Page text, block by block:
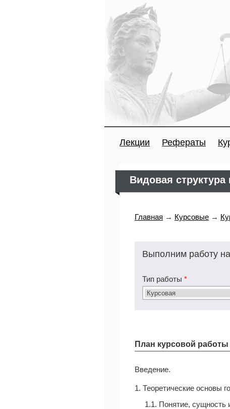
Лекции Рефераты
Видовая
Главная → Курсовые →
Выполним работу на
Тип работы *
План курсовой работы
Введение.
1. Теоретические основы
1.1. Понятие, сущность